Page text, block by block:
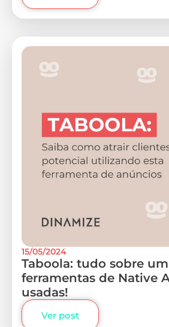
15/05/2024
Taboola: tudo sobre
ferramentas de Native
usadas!
Ver post